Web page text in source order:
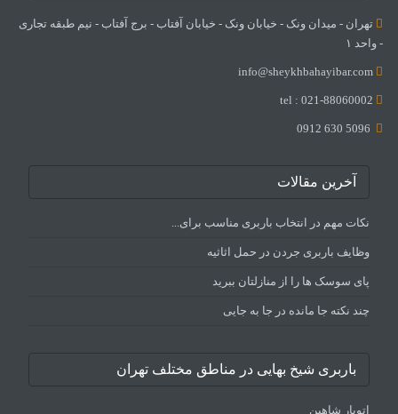
تهران - میدان ونک - خیابان ونک - خیابان آفتاب - برج آفتاب - نیم طبقه تجاری
- واحد ۱
info@sheykhbahayibar.com
آخرین مقالات
نکات مهم در انتخاب باربری مناسب برای...
وظایف باربری جردن در حمل اثاثیه
پای سوسک ها را از منازلتان ببرید
چند نکته جا مانده در جا به جایی
باربری شیخ بهایی در مناطق مختلف تهران
اتوبار شاهین